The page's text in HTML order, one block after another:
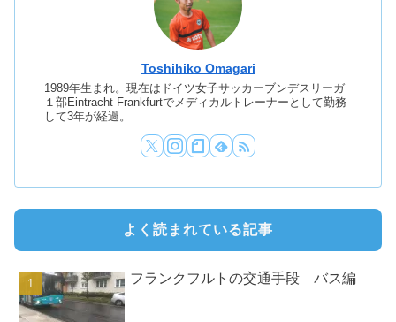
Toshihiko Omagari
1989年生まれ。現在はドイツ女子サッカーブンデスリーガ
１部Eintracht Frankfurtでメディカルトレーナーとして勤務
して3年が経過。
よく読まれている記事
フランクフルトの交通手段 バス編